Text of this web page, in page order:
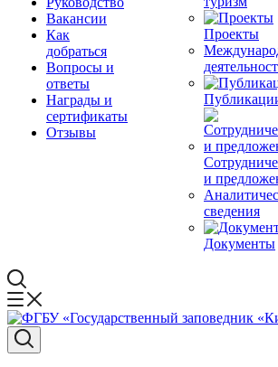
Вакансии
Как
добраться
Вопросы и
ответы
Награды и
сертификаты
Отзывы
Проекты
и
сведения
Документы